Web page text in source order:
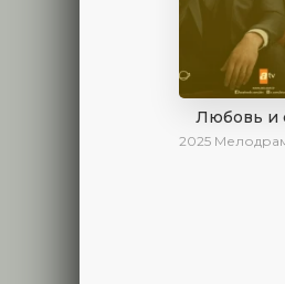
Любовь и
2025 Мелодрама | Драма |